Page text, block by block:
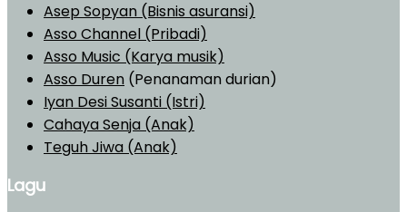
Asep Sopyan (Bisnis asuransi)
Asso Channel (Pribadi)
Asso Music (Karya musik)
Asso Duren (Penanaman durian)
Iyan Desi Susanti (Istri)
Cahaya Senja (Anak)
Teguh Jiwa (Anak)
Lagu